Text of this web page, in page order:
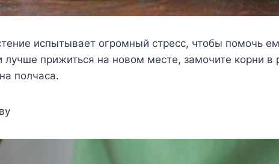
испытывает огромный стресс, чтобы помочь
лучше прижиться на новом месте, замочите корни в
полчаса.